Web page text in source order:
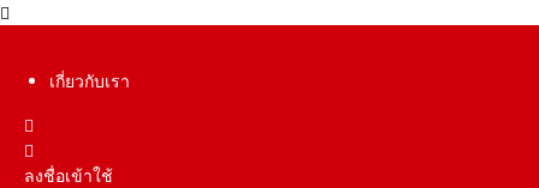
เกี่ยวกับเรา
ลงชื่อเข้าใช้